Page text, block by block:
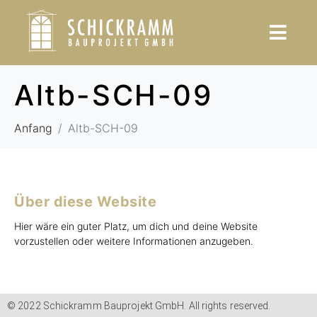
Altb-SCH-09
Anfang Altb-SCH-09
Über diese Website
Hier wäre ein guter Platz, um dich und deine Website
vorzustellen oder weitere Informationen anzugeben.
© 2022 Schickramm Bauprojekt GmbH. All rights reserved.